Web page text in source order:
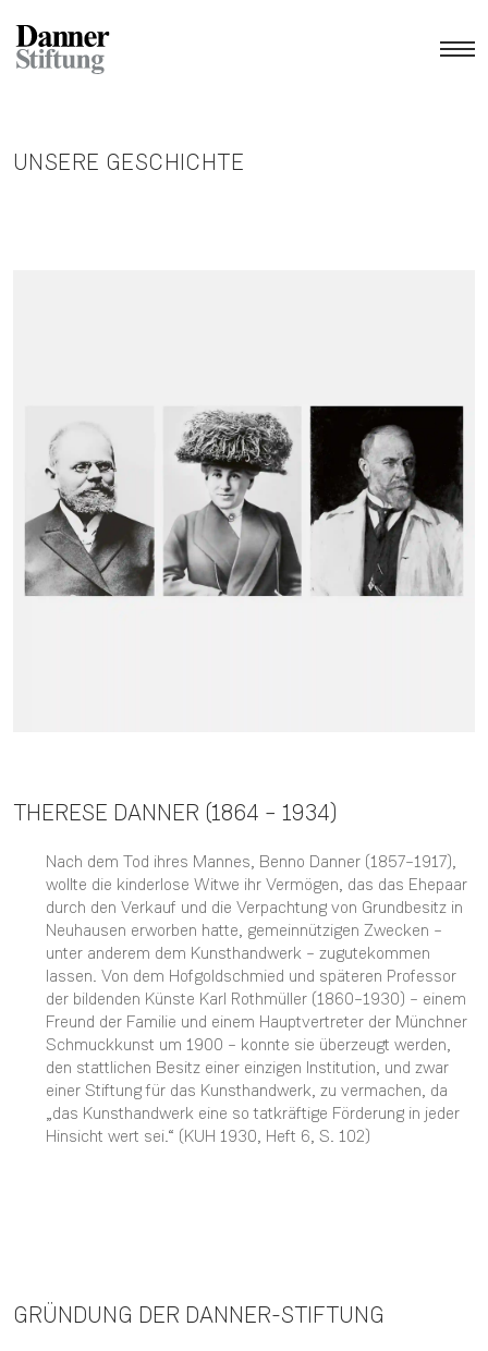
UNSERE GESCHICHTE
THERESE DANNER (1864 – 1934)
Nach dem Tod ihres Mannes, Benno Danner (1857–1917),
wollte die kinderlose Witwe ihr Vermögen, das das Ehepaar
durch den Verkauf und die Verpachtung von Grundbesitz in
Neuhausen erworben hatte, gemeinnützigen Zwecken –
unter anderem dem Kunsthandwerk – zugutekommen
lassen. Von dem Hofgoldschmied und späteren Professor
der bildenden Künste Karl Rothmüller (1860–1930) – einem
Freund der Familie und einem Hauptvertreter der Münchner
Schmuckkunst um 1900 – konnte sie überzeugt werden,
den stattlichen Besitz einer einzigen Institution, und zwar
einer Stiftung für das Kunsthandwerk, zu vermachen, da
„das Kunsthandwerk eine so tatkräftige Förderung in jeder
Hinsicht wert sei.“ (KUH 1930, Heft 6, S. 102)
GRÜNDUNG DER DANNER-STIFTUNG